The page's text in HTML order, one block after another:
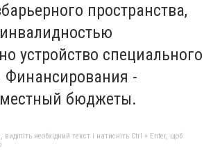
пространства,
устройство специального
-
бюджеты.
необхідний текст і натисніть Ctrl + Enter, щоб